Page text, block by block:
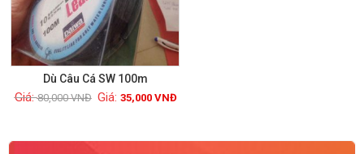
Dù Câu Cá SW 100m
80,000VNĐ 35,000 VNĐ